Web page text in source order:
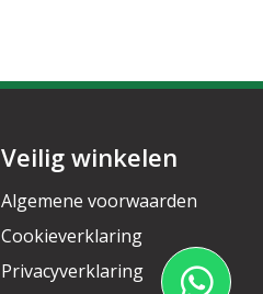
Veilig winkelen
Algemene voorwaarden
Cookieverklaring
Privacyverklaring